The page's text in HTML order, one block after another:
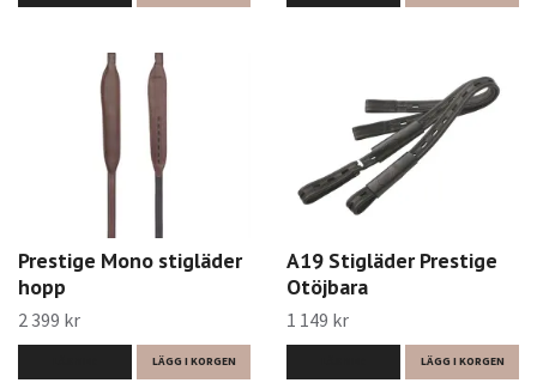
Prestige Mono stigläder
hopp
2 399 kr
LÄGG I KORGEN
A19 Stigläder Prestige
Otöjbara
1 149 kr
LÄGG I KORGEN